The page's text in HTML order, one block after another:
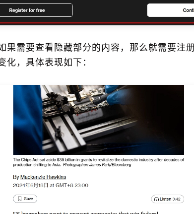
果需要查看隐藏部分的内容，那么就需要注
化，具体表现如下：